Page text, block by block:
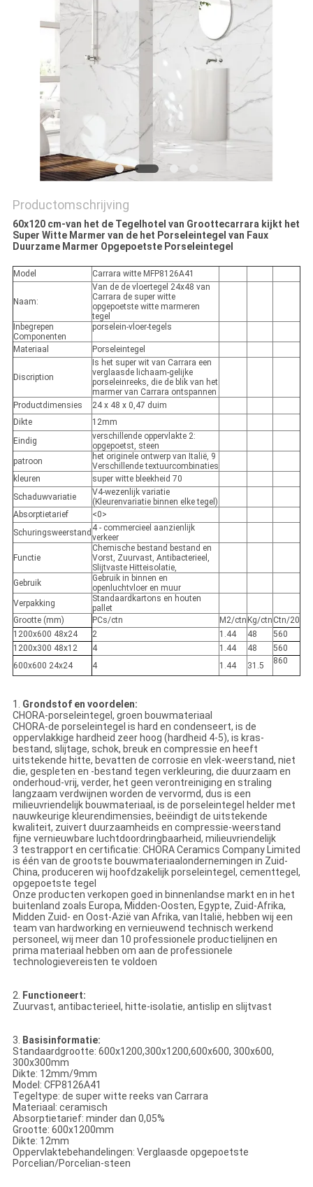
Productomschrijving
60x120 cm-van het de Tegelhotel van Groottecarrara kijkt het
Super Witte Marmer van de het Porseleintegel van Faux
Duurzame Marmer Opgepoetste Porseleintegel
Model Carrara witte MFP8126A41
Naam:
Van de de vloertegel 24x48 van
Carrara de super witte
opgepoetste witte marmeren
tegel
Inbegrepen
Componenten
porselein-vloer-tegels
Materiaal Porseleintegel
Discription
Is het super wit van Carrara een
verglaasde lichaam-gelijke
porseleinreeks, die de blik van het
marmer van Carrara ontspannen
Productdimensies
24 x 48 x 0,47 duim
Dikte
12mm
Eindig
verschillende oppervlakte 2:
opgepoetst, steen
patroon
het originele ontwerp van Italië, 9
Verschillende textuurcombinaties
kleuren
super witte bleekheid 70
Schaduwvariatie
V4-wezenlijk variatie
(Kleurenvariatie binnen elke tegel)
Absorptietarief
<0>
Schuringsweerstand 4 - commercieel aanzienlijk
verkeer
Functie
Chemische bestand bestand en
Vorst, Zuurvast, Antibacterieel,
Slijtvaste Hitteisolatie,
Gebruik
Gebruik in binnen en
openluchtvloer en muur
Verpakking
Standaardkartons en houten
pallet
Grootte (mm)
PCs/ctn M2/ctn Kg/ctn Ctn/20
1200x600 48x24
2 1.44 48
560
1200x300 48x12
4 1.44 48
560
600x600 24x24
4 1.44 31.5 860
1. Grondstof en voordelen:
CHORA-porseleintegel, groen bouwmateriaal
CHORA-de porseleintegel is hard en condenseert, is de
oppervlakkige hardheid zeer hoog (hardheid 4-5), is kras-
bestand, slijtage, schok, breuk en compressie en heeft
uitstekende hitte, bevatten de corrosie en vlek-weerstand, niet
die, gespleten en -bestand tegen verkleuring, die duurzaam en
onderhoud-vrij, verder, het geen verontreiniging en straling
langzaam verdwijnen worden de vervormd, dus is een
milieuvriendelijk bouwmateriaal, is de porseleintegel helder met
nauwkeurige kleurendimensies, beëindigt de uitstekende
kwaliteit, zuivert duurzaamheids en compressie-weerstand
fijne vernieuwbare luchtdoordringbaarheid, milieuvriendelijk
3 testrapport en certificatie: CHORA Ceramics Company Limited
is één van de grootste bouwmateriaalondernemingen in Zuid-
China, produceren wij hoofdzakelijk porseleintegel, cementtegel,
opgepoetste tegel
Onze producten verkopen goed in binnenlandse markt en in het
buitenland zoals Europa, Midden-Oosten, Egypte, Zuid-Afrika,
Midden Zuid- en Oost-Azië van Afrika, van Italië, hebben wij een
team van hardworking en vernieuwend technisch werkend
personeel, wij meer dan 10 professionele productielijnen en
prima materiaal hebben om aan de professionele
technologievereisten te voldoen
2. Functioneert:
Zuurvast, antibacterieel, hitte-isolatie, antislip en slijtvast
3. Basisinformatie:
Standaardgrootte: 600x1200,300x1200,600x600, 300x600,
300x300mm
Dikte: 12mm/9mm
Model: CFP8126A41
Tegeltype: de super witte reeks van Carrara
Materiaal: ceramisch
Absorptietarief: minder dan 0,05%
Grootte: 600x1200mm
Dikte: 12mm
Oppervlaktebehandelingen: Verglaasde opgepoetste
Porcelian/Porcelian-steen